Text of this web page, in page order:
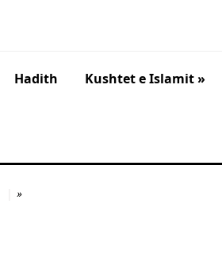
Hadith Kushtet e Islamit »
»